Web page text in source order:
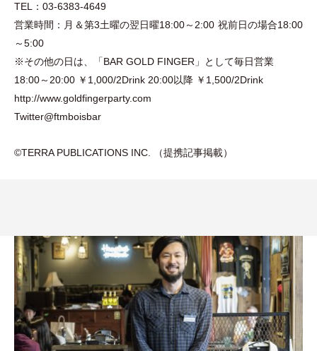
TEL：03-6383-4649
営業時間：月＆第3土曜の翌日曜18:00～2:00 祝前日の場合18:00
～5:00
※その他の日は、
「BAR GOLD FINGER 」
として毎日営業
18:00～20:00 ￥1,000/2Drink 20:00以降 ￥1,500/2Drink
http://www.goldfingerparty.com
Twitter@ftmboisbar
©️TERRA PUBLICATIONS INC. （提携記事掲載）